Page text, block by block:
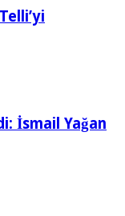
İsmail Yağan